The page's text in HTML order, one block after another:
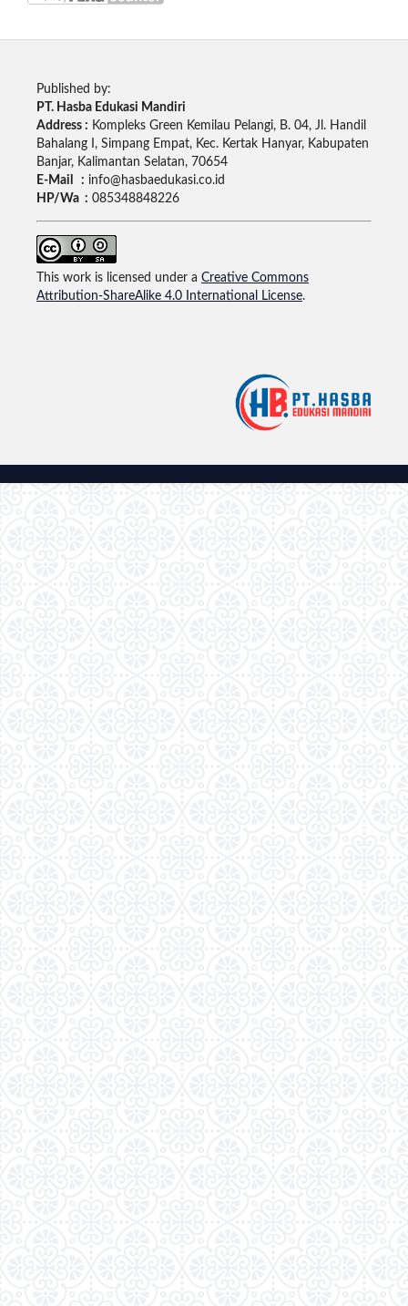
Published by:
PT. Hasba Edukasi Mandiri
Address : Kompleks Green Kemilau Pelangi, B. 04, Jl. Handil
Bahalang I, Simpang Empat, Kec. Kertak Hanyar, Kabupaten
Banjar, Kalimantan Selatan, 70654
E-Mail : info@hasbaedukasi.co.id
HP/Wa : 085348848226
This work is licensed under a Creative Commons
Attribution-ShareAlike 4.0 International License.